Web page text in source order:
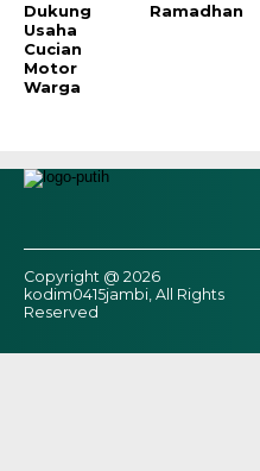
Dukung
Usaha
Cucian
Motor
Warga
Ramadhan
Copyright @ 2026
kodim0415jambi, All Rights
Reserved